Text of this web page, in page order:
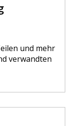
und mehr
verwandten